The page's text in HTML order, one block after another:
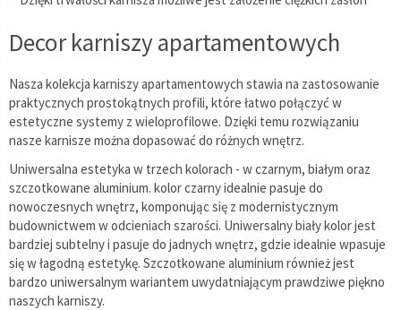
Decor karniszy apartamentowych
Nasza kolekcja karniszy apartamentowych stawia na zastosowanie
praktycznych prostokątnych profili, które łatwo połączyć w
estetyczne systemy z wieloprofilowe. Dzięki temu rozwiązaniu
nasze karnisze można dopasować do różnych wnętrz.
Uniwersalna estetyka w trzech kolorach - w czarnym, białym oraz
szczotkowane aluminium. kolor czarny idealnie pasuje do
nowoczesnych wnętrz, komponując się z modernistycznym
budownictwem w odcieniach szarości. Uniwersalny biały kolor jest
bardziej subtelny i pasuje do jadnych wnętrz, gdzie idealnie wpasuje
się w łagodną estetykę. Szczotkowane aluminium również jest
bardzo uniwersalnym wariantem uwydatniającym prawdziwe piękno
naszych karniszy.